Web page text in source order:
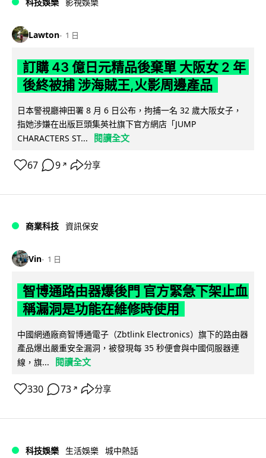
科技娛樂 影視娛樂
Lawton 1 日
訂購 43 億日元精品後棄單 大阪女 2 年
後終被捕 涉海賊王,火影周邊產品
日本警視廳神田署 8 月 6 日公布，拘捕一名 32 歲大阪女子，
指她涉嫌在出版巨頭集英社旗下官方網店「JUMP
CHARACTERS ST...
閱讀全文
67 9 ↗ 分享
商業科技 資訊保安
Vin 1 日
智博通路由器爆後門 官方緊急下架止血
稱漏洞是功能在維修時使用
中國網通廠商智博通電子（Zbtlink Electronics）旗下的路由器
產品爆出嚴重安全漏洞，被發現每 35 秒便會與中國伺服器連
線，旗...
閱讀全文
330 73 ↗ 分享
科技娛樂 生活娛樂 城中熱話